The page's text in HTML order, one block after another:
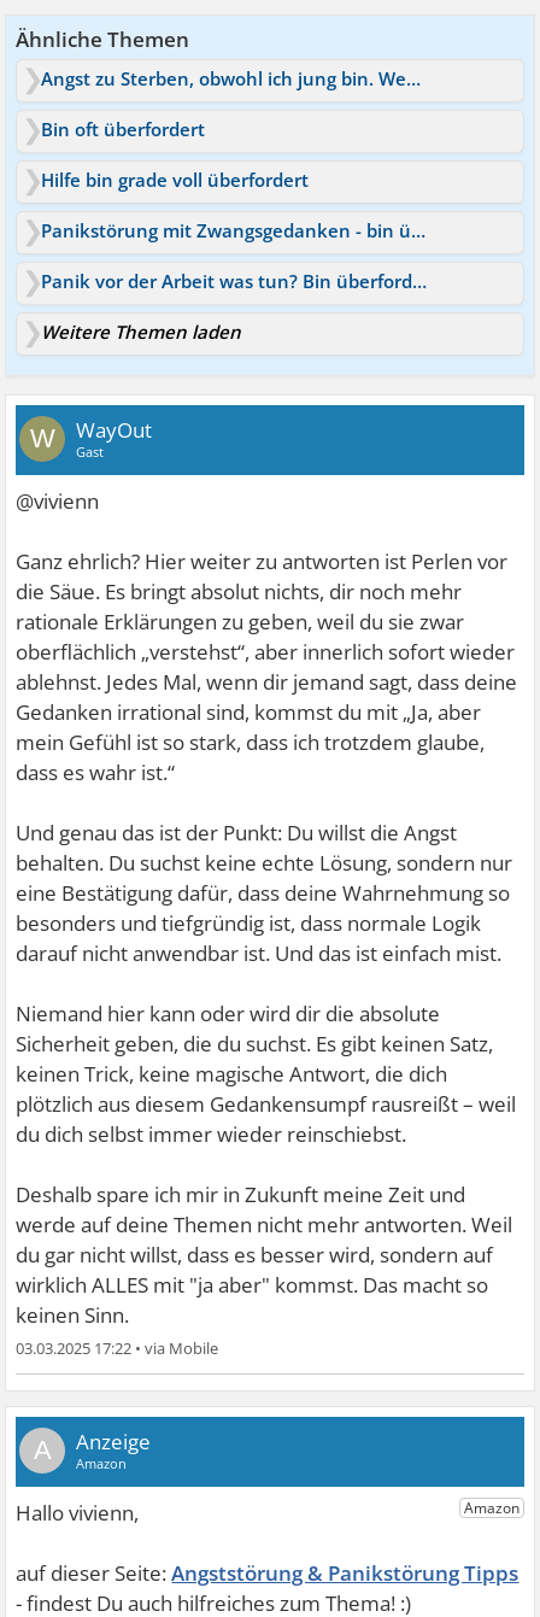
Ähnliche Themen
Angst zu Sterben, obwohl ich jung bin. Wer kennt das?
Bin oft überfordert
Hilfe bin grade voll überfordert
Panikstörung mit Zwangsgedanken - bin überfordert
Panik vor der Arbeit was tun? Bin überfordert
Weitere Themen laden
W WayOut
Gast
@vivienn
Ganz ehrlich? Hier weiter zu antworten ist Perlen vor
die Säue. Es bringt absolut nichts, dir noch mehr
rationale Erklärungen zu geben, weil du sie zwar
oberflächlich „verstehst“, aber innerlich sofort wieder
ablehnst. Jedes Mal, wenn dir jemand sagt, dass deine
Gedanken irrational sind, kommst du mit „Ja, aber
mein Gefühl ist so stark, dass ich trotzdem glaube,
dass es wahr ist.“
Und genau das ist der Punkt: Du willst die Angst
behalten. Du suchst keine echte Lösung, sondern nur
eine Bestätigung dafür, dass deine Wahrnehmung so
besonders und tiefgründig ist, dass normale Logik
darauf nicht anwendbar ist. Und das ist einfach mist.
Niemand hier kann oder wird dir die absolute
Sicherheit geben, die du suchst. Es gibt keinen Satz,
keinen Trick, keine magische Antwort, die dich
plötzlich aus diesem Gedankensumpf rausreißt – weil
du dich selbst immer wieder reinschiebst.
Deshalb spare ich mir in Zukunft meine Zeit und
werde auf deine Themen nicht mehr antworten. Weil
du gar nicht willst, dass es besser wird, sondern auf
wirklich ALLES mit "ja aber" kommst. Das macht so
keinen Sinn.
03.03.2025 17:22 •
A
Angststörung & Panikstörung Tipps